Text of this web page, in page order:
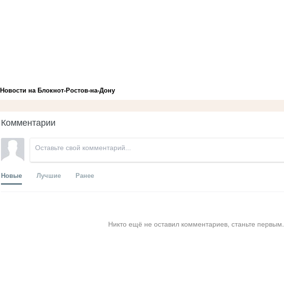
Новости на Блoкнoт-Ростов-на-Дону
Комментарии
Новые Лучшие Ранее
Никто ещё не оставил комментариев, станьте первым.